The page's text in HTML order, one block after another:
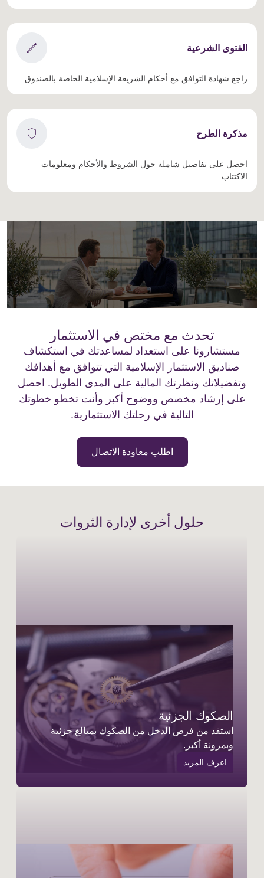
الفتوى الشرعية edit
راجع شهادة التوافق مع أحكام الشريعة الإسلامية الخاصة بالصندوق.
مذكرة الطرح shield
احصل على تفاصيل شاملة حول الشروط والأحكام ومعلومات
الاكتتاب
تحدث مع مختص في الاستثمار
مستشارونا على استعداد لمساعدتك في استكشاف
صناديق الاستثمار الإسلامية التي تتوافق مع أهدافك
وتفضيلاتك ونظرتك المالية على المدى الطويل. احصل
على إرشاد مخصص ووضوح أكبر وأنت تخطو خطوتك
التالية في رحلتك الاستثمارية.
اطلب معاودة الاتصال
حلول أخرى لإدارة الثروات
الصكوك الجزئية
استفد من فرص الدخل من الصكوك بمبالغ جزئية
وبمرونة أكبر.
اعرف المزيد